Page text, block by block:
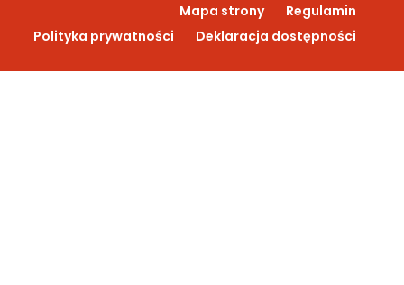
Mapa strony
Regulamin
Polityka prywatności
Deklaracja dostępności